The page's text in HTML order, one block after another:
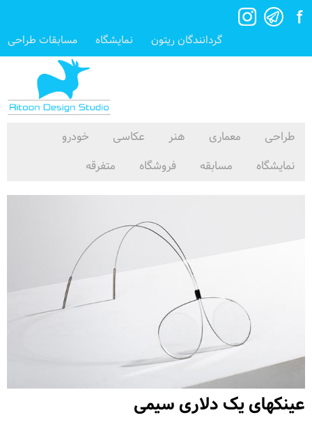
گردانندگان ریتون نمایشگاه مسابقات طراحی
طراحی معماری هنر عکاسی
خودرو
نمایشگاه
مسابقه فروشگاه متفرقه
عینکهای یک دلاری سیمی